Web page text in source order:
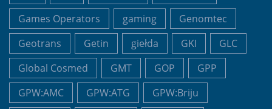
Games Operators
gaming
Genomtec
Geotrans
Getin giełda GKI
GLC
Global Cosmed
GMT GOP
GPP
GPW:AMC
GPW:ATG
GPW:Briju